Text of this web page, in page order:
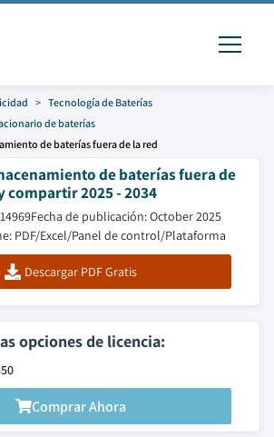
Tecnología de Baterías
de baterías
de baterías fuera de la red
de baterías fuera de
compartir 2025 - 2034
Fecha de publicación: October 2025
PDF/Excel/Panel de control/Plataforma
Descargar PDF Gratis
opciones de licencia:
Comprar Ahora